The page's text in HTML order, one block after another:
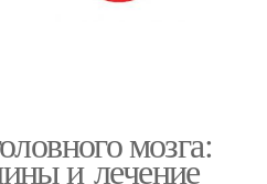
мозга:
и лечение